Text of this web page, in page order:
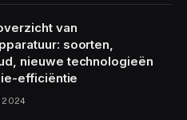
van
soorten,
nieuwe technologieën
efficiëntie
2024